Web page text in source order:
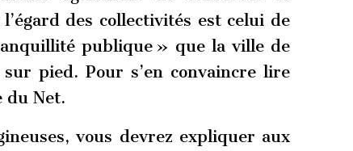
des collectivités est celui de
publique » que la ville de
pied. Pour s’en convaincre lire
du Net.
vous devrez expliquer aux